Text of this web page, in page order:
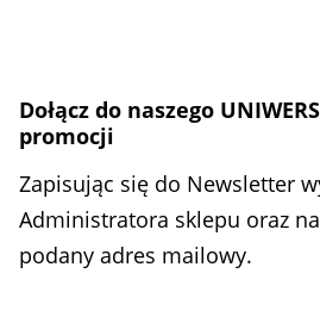
Dołącz do naszego
promocji
Zapisując się do Newsletter
Administratora sklepu oraz
podany adres mailowy.